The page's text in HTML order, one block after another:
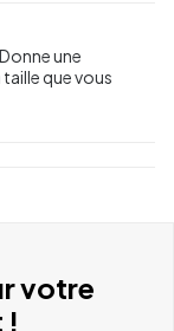
une
que vous
votre
!